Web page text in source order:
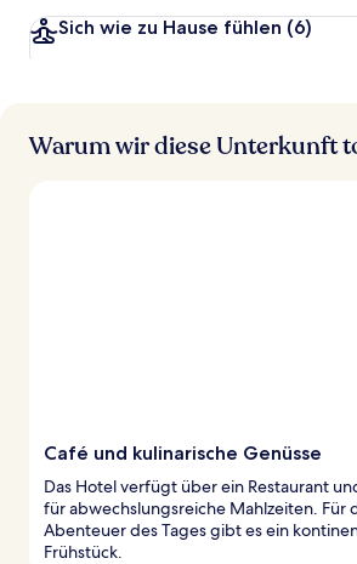
Sich wie zu Hause fühlen (6)
Warum wir diese Unterkunft
Café und kulinarische Genüsse
Das Hotel verfügt über ein Restaurant
für abwechslungsreiche Mahlzeiten. Für
Abenteuer des Tages gibt es ein
Frühstück.